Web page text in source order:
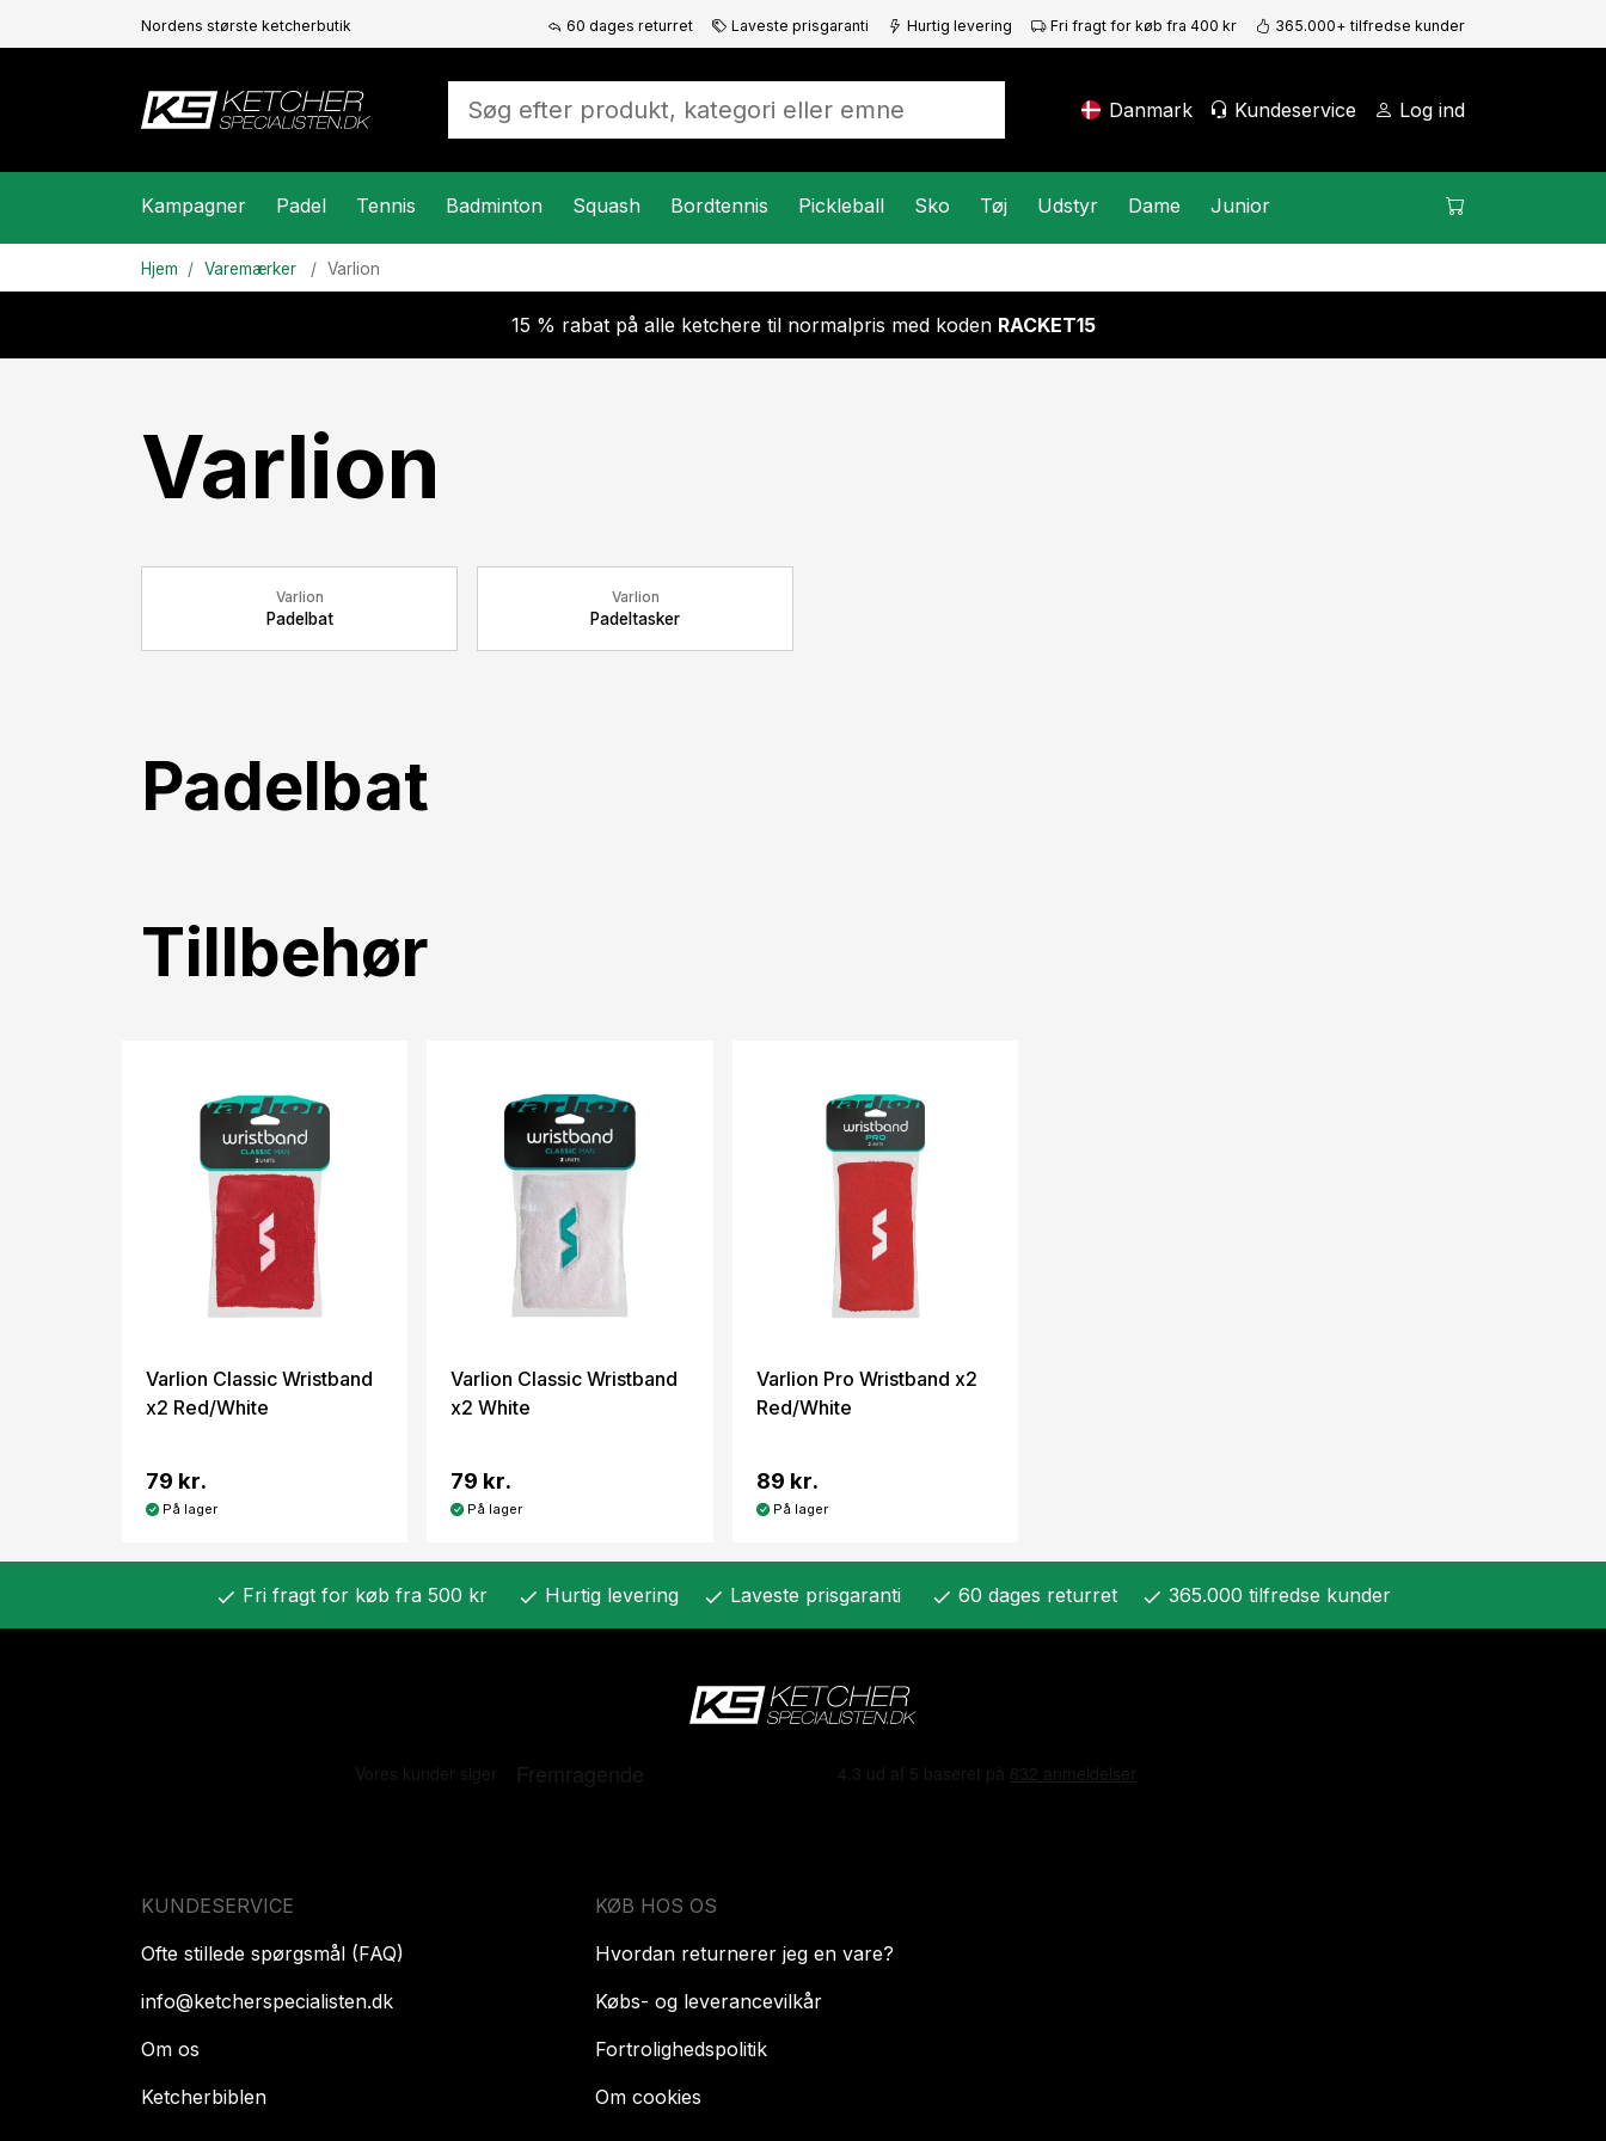
Nordens største ketcherbutik 60 dages returret Laveste prisgaranti Hurtig levering Fri fragt for køb fra 400 kr 365.000+ tilfredse kunder
Danmark Kundeservice Log ind
Kampagner Padel Tennis Badminton Squash Bordtennis Pickleball Sko Tøj Udstyr Dame Junior
Hjem Varemærker Varlion
15 % rabat på alle ketchere til normalpris med koden RACKET15
Varlion
Varlion
Padelbat
Varlion
Padeltasker
Padelbat
Tillbehør
Varlion Classic Wristband
x2 Red/White
79 kr.
På lager
Varlion Classic Wristband
x2 White
79 kr.
På lager
Varlion Pro Wristband x2
Red/White
89 kr.
På lager
check Fri fragt for køb fra 500 kr check Hurtig levering check Laveste prisgaranti check 60 dages returret check 365.000 tilfredse kunder
KUNDESERVICE
Ofte stillede spørgsmål (FAQ)
info@ketcherspecialisten.dk
Om os
Ketcherbiblen
KØB HOS OS
Hvordan returnerer jeg en vare?
Købs- og leverancevilkår
Fortrolighedspolitik
Om cookies